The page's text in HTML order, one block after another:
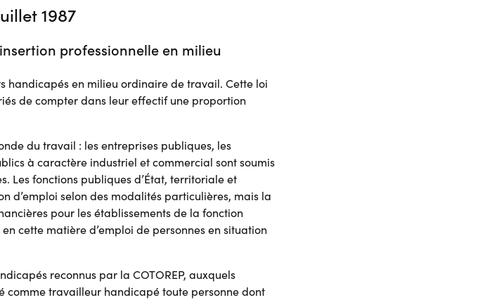
1987
professionnelle en milieu
handicapés en milieu ordinaire de travail. Cette loi
de compter dans leur effectif une proportion
du travail : les entreprises publiques, les
à caractère industriel et commercial sont soumis
Les fonctions publiques d’État, territoriale et
d’emploi selon des modalités particulières, mais la
pour les établissements de la fonction
cette matière d’emploi de personnes en situation
reconnus par la COTOREP, auxquels
comme travailleur handicapé toute personne dont